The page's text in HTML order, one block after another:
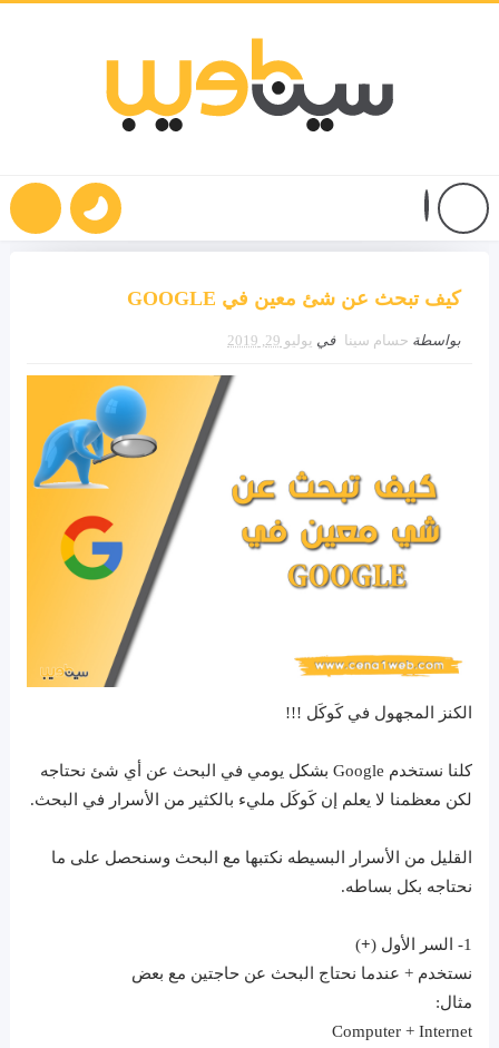
كيف تبحث عن شئ معين في GOOGLE
بواسطة حسام سينا في يوليو 29, 2019
الكنز المجهول في كَوكَل !!!
كلنا نستخدم Google بشكل يومي في البحث عن أي شئ نحتاجه
لكن معظمنا لا يعلم إن كَوكَل مليء بالكثير من الأسرار في البحث.
القليل من الأسرار البسيطه نكتبها مع البحث وسنحصل على ما
نحتاجه بكل بساطه.
1- السر الأول ( +
)
نستخدم + عندما نحتاج البحث عن حاجتين مع بعض
مثال:
Computer + Internet